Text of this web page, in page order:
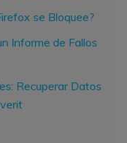
se Bloquee?
Informe de Fallos
Recuperar Datos